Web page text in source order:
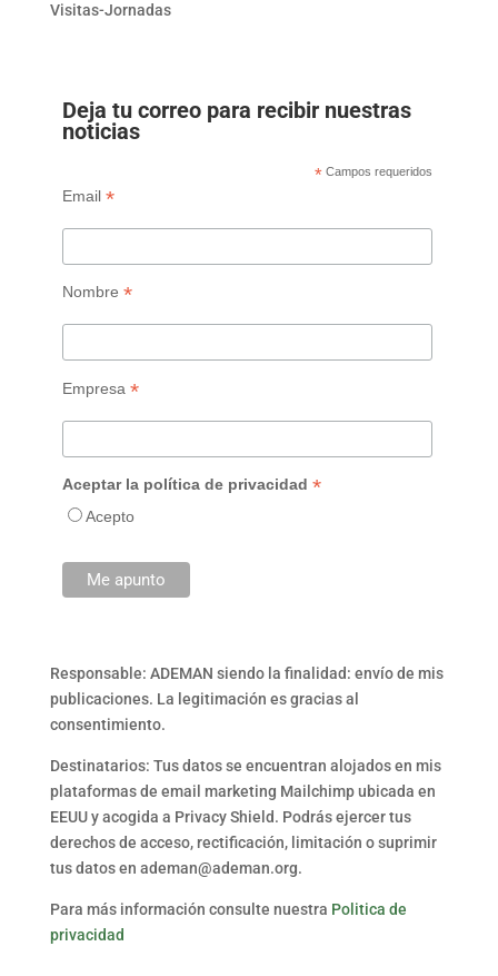
Visitas-Jornadas
Deja tu correo para recibir nuestras
noticias
* Campos requeridos
Email *
Nombre *
Empresa *
Aceptar la política de privacidad *
Acepto
Responsable: ADEMAN siendo la finalidad: envío de mis
publicaciones. La legitimación es gracias al
consentimiento.
Destinatarios: Tus datos se encuentran alojados en mis
plataformas de email marketing Mailchimp ubicada en
EEUU y acogida a Privacy Shield. Podrás ejercer tus
derechos de acceso, rectificación, limitación o suprimir
tus datos en ademan@ademan.org.
Para más información consulte nuestra Politica de
privacidad